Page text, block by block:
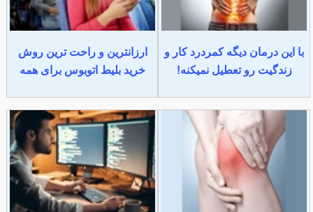
با این درمان دیگه کمردرد کار و
زندگیت رو تعطیل نمیکنه!
ارزانترین و راحت ترین روش
خرید بلیط اتوبوس برای همه